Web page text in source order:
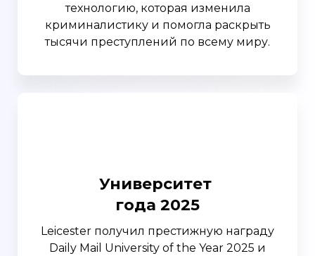
технологию, которая изменила
криминалистику и помогла раскрыть
тысячи преступлений по всему миру.
Университет
года 2025
Leicester получил престижную награду
Daily Mail University of the Year 2025 и